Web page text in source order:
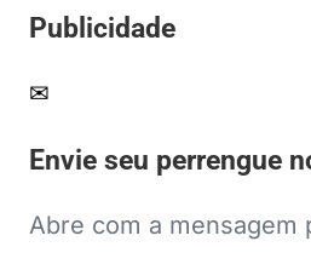
Publicidade
✉
Envie seu perrengue
Abre com a mensagem